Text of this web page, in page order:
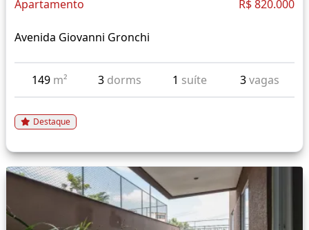
Apartamento R$ 820.000
Avenida Giovanni Gronchi
149 m² 3 dorms 1 suíte 3vagas
Destaque